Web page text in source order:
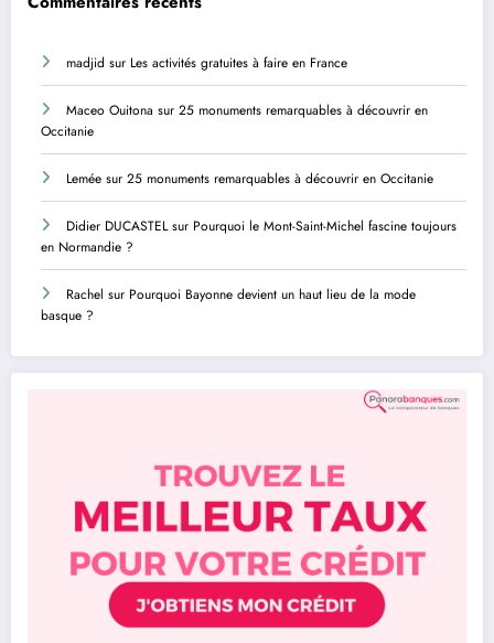
madjid sur Les activités gratuites à faire en France
Maceo Ouitona sur 25 monuments remarquables à découvrir en
Occitanie
Lemée sur 25 monuments remarquables à découvrir en Occitanie
Didier DUCASTELsur Pourquoi le Mont-Saint-Michel fascine toujours
en Normandie ?
Rachel sur Pourquoi Bayonne devient un haut lieu de la mode
basque ?